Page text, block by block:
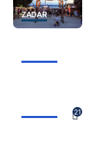
ZADAR
21